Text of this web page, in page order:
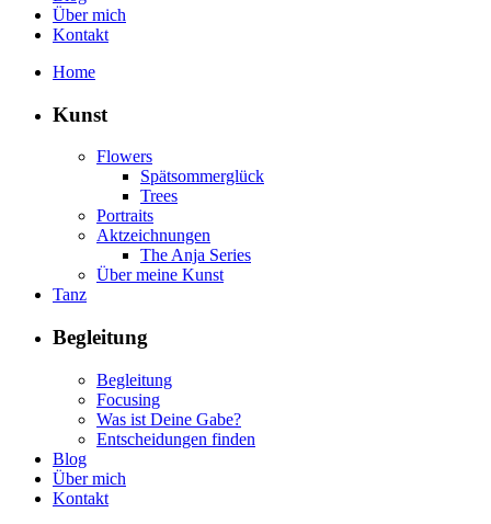
Über mich
Kontakt
Home
Kunst
Flowers
Spätsommerglück
Trees
Portraits
Aktzeichnungen
The Anja Series
Über meine Kunst
Tanz
Begleitung
Begleitung
Focusing
Was ist Deine Gabe?
Entscheidungen finden
Blog
Über mich
Kontakt